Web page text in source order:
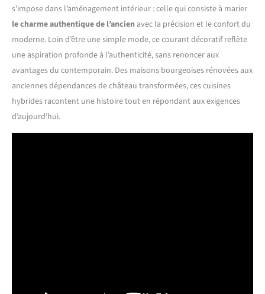
s’impose dans l’aménagement intérieur : celle qui consiste à marier
le charme authentique de l’ancien avec la précision et le confort du
moderne. Loin d’être une simple mode, ce courant décoratif reflète
une aspiration profonde à l’authenticité, sans renoncer aux
avantages du contemporain. Des maisons bourgeoises rénovées aux
anciennes dépendances de château transformées, ces cuisines
hybrides racontent une histoire tout en répondant aux exigences
d’aujourd’hui.